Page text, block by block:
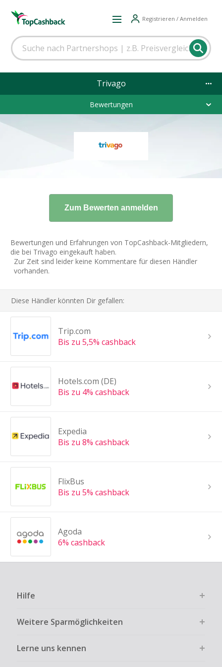
Registrieren / Anmelden
Trivago
Bewertungen
Bewertungen und Erfahrungen von TopCashback-Mitgliedern,
die bei Trivago eingekauft haben.
Zur Zeit sind leider keine Kommentare für diesen Händler
vorhanden.
Diese Händler könnten Dir gefallen:
Trip.com
Bis zu 5,5% cashback
Hotels.com (DE)
Bis zu 4% cashback
Expedia
Bis zu 8% cashback
FlixBus
Bis zu 5% cashback
Agoda
6% cashback
Hilfe
Weitere Sparmöglichkeiten
Lerne uns kennen